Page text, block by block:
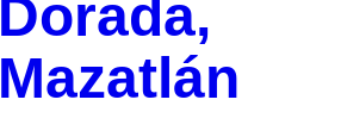
Dorada,
Mazatlán